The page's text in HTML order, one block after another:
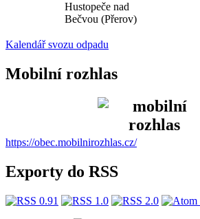
Hustopeče nad
Bečvou (Přerov)
Kalendář svozu odpadu
Mobilní rozhlas
https://obec.mobilnirozhlas.cz/
Exporty do RSS